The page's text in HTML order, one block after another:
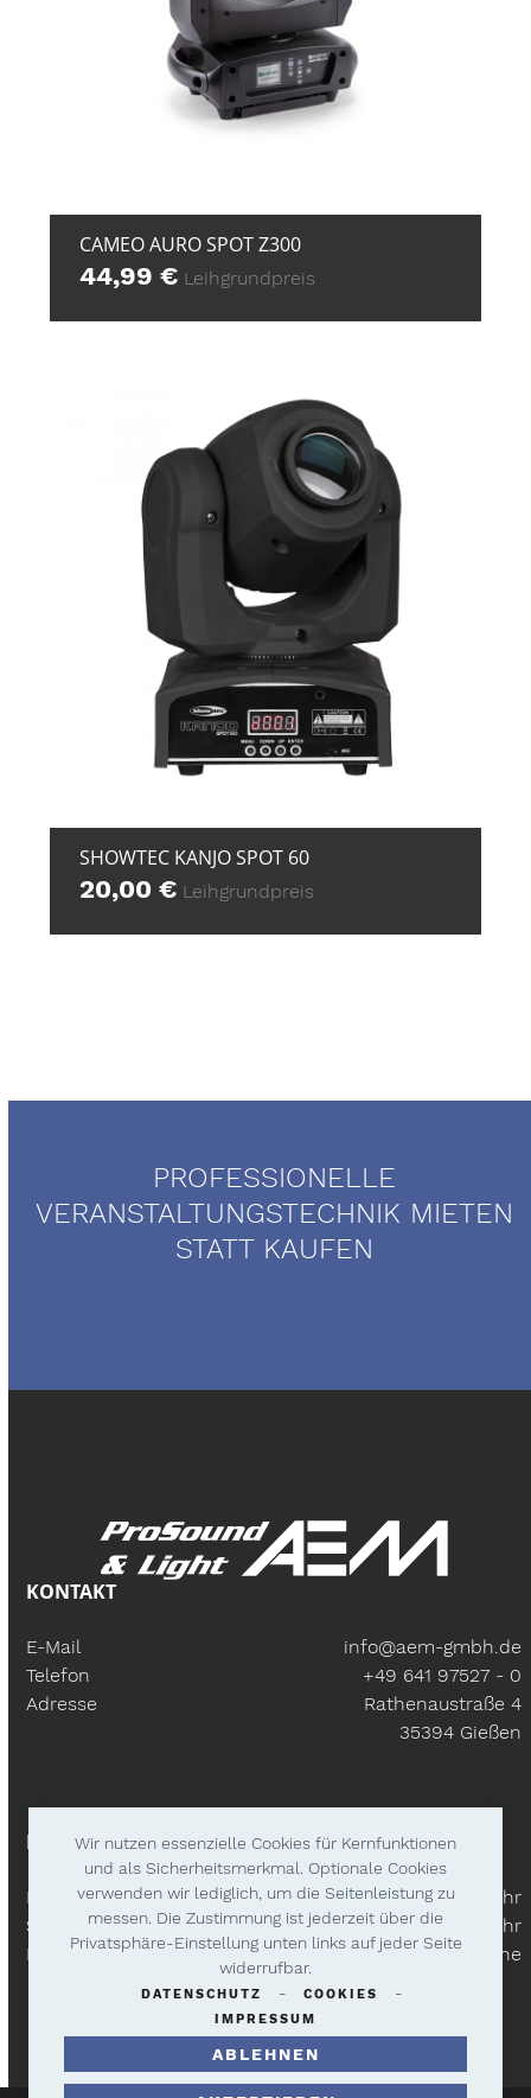
Wir nutzen essenzielle Cookies für Kernfunktionen
und als Sicherheitsmerkmal. Optionale Cookies
verwenden wir lediglich, um die Seitenleistung zu
messen. Die Zustimmung ist jederzeit über die
Privatsphäre-Einstellung unten links auf jeder Seite
widerrufbar.
DATENSCHUTZ - COOKIES -
IMPRESSUM
ABLEHNEN
CAMEO AURO SPOT Z300
44,99€ Leihgrundpreis
SHOWTEC KANJO SPOT 60
20,00€ Leihgrundpreis
PROFESSIONELLE
VERANSTALTUNGSTECHNIK MIETEN
STATT KAUFEN
KONTAKT
E-Mail
info@aem-gmbh.de
Telefon
+49 641 97527 - 0
Adresse
Rathenaustraße 4
35394 Gießen
BÜROZEITEN
Mo – Fr:
9.30 Uhr - 18.00 Uhr
Samstags
9.30 Uhr - 14.00 Uhr
Lieferzeiten
Nach Absprache